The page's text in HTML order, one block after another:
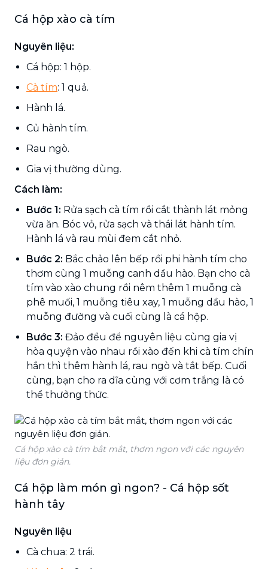
Cá hộp xào cà tím
Nguyên liệu:
Cá hộp: 1 hộp.
Cà tím: 1 quả.
Hành lá.
Củ hành tím.
Rau ngò.
Gia vị thường dùng.
Cách làm:
Bước 1: Rửa sạch cà tím rồi cắt thành lát mỏng
vừa ăn. Bóc vỏ, rửa sạch và thái lát hành tím.
Hành lá và rau mùi đem cắt nhỏ.
Bước 2: Bắc chảo lên bếp rồi phi hành tím cho
thơm cùng 1 muỗng canh dầu hào. Bạn cho cà
tím vào xào chung rồi nêm thêm 1 muỗng cà
phê muối, 1 muỗng tiêu xay, 1 muỗng dầu hào, 1
muỗng đường và cuối cùng là cá hộp.
Bước 3: Đảo đều để nguyên liệu cùng gia vị
hòa quyện vào nhau rồi xào đến khi cà tím chín
hẳn thì thêm hành lá, rau ngò và tắt bếp. Cuối
cùng, bạn cho ra dĩa cùng với cơm trắng là có
thể thưởng thức.
Cá hộp xào cà tím bắt mắt, thơm ngon với các nguyên
liệu đơn giản.
Cá hộp làm món gì ngon? - Cá hộp sốt
hành tây
Nguyên liệu
Cà chua: 2 trái.